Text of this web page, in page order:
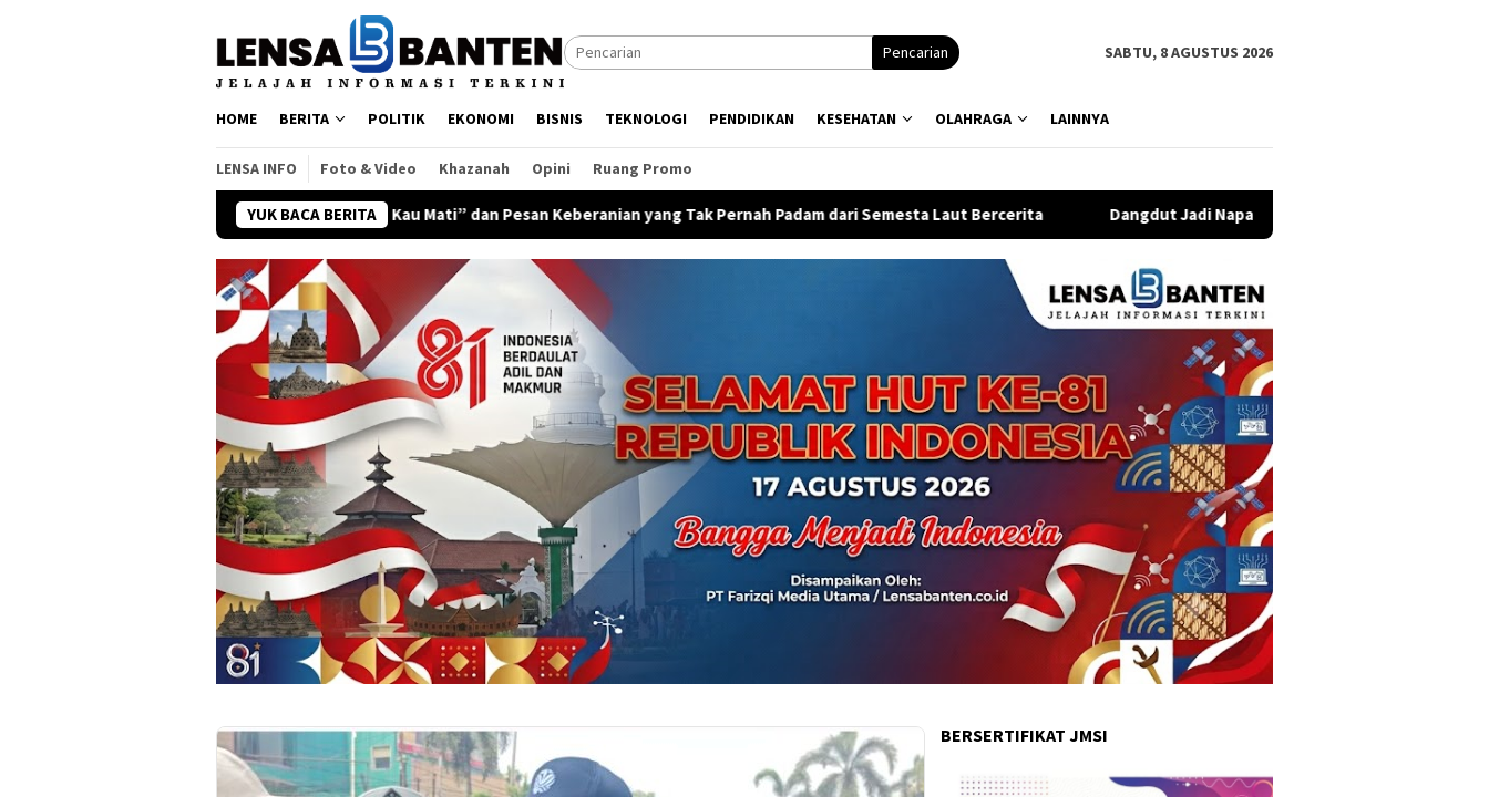
Pencarian SABTU, 8 AGUSTUS 2026
HOME BERITA POLITIK EKONOMI BISNIS TEKNOLOGI PENDIDIKAN KESEHATAN OLAHRAGA LAINNYA
LENSA INFO Foto & Video Khazanah Opini Ruang Promo
YUK BACA BERITA
“Matilah Kau Mati” dan Pesan Keberanian yang Tak Pernah Padam dari Semesta Laut Bercerita Dangdut Jadi Napas Baru Jakarta Dessert Week 2026, Dessert hingga
BERSERTIFIKAT JMSI